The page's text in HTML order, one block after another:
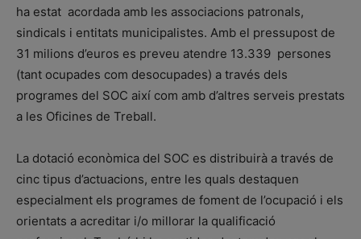
ha estat acordada amb les associacions patronals,
sindicals i entitats municipalistes. Amb el pressupost de
31 milions d’euros es preveu atendre 13.339 persones
(tant ocupades com desocupades) a través dels
programes del SOC així com amb d’altres serveis prestats
a les Oficines de Treball.
La dotació econòmica del SOC es distribuirà a través de
cinc tipus d’actuacions, entre les quals destaquen
especialment els programes de foment de l’ocupació i els
orientats a acreditar i/o millorar la qualificació